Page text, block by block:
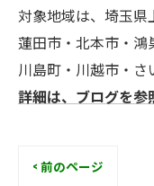
対象地域は、埼玉県
蓮田市・北本市・鴻
川島町・川越市・さ
詳細は、ブログを参
< 前のページ